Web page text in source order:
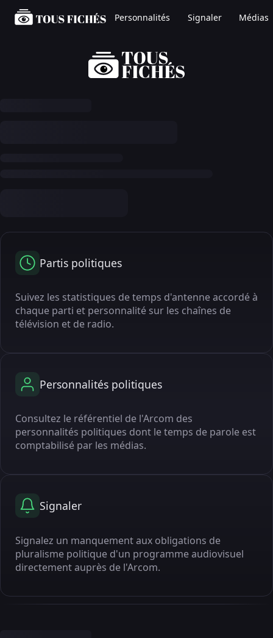
Personnalités Signaler Médias
Partis politiques
Suivez les statistiques de temps d'antenne accordé à
chaque parti et personnalité sur les chaînes de
télévision et de radio.
Personnalités politiques
Consultez le référentiel de l'Arcom des
personnalités politiques dont le temps de parole est
comptabilisé par les médias.
Signaler
Signalez un manquement aux obligations de
pluralisme politique d'un programme audiovisuel
directement auprès de l'Arcom.